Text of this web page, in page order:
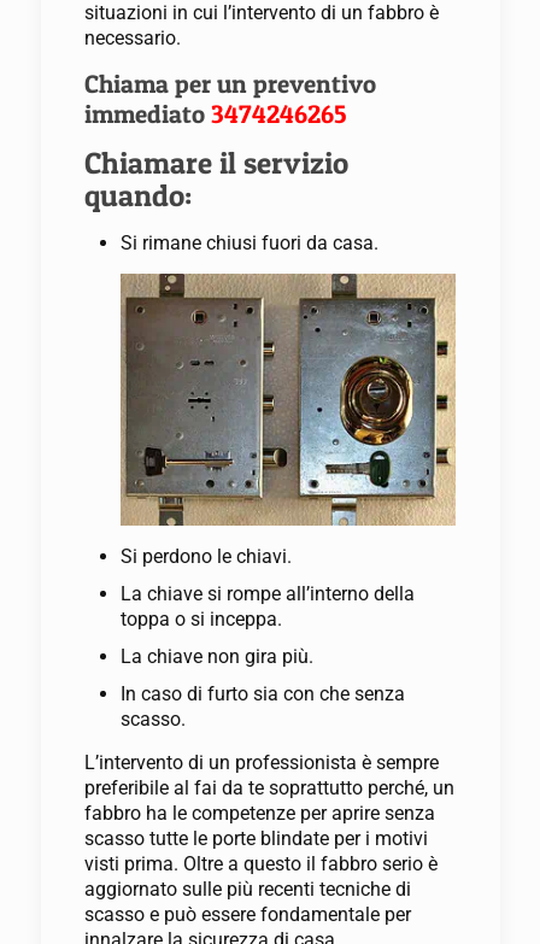
situazioni in cui l’intervento di un fabbro è
necessario.
Chiama per un preventivo
immediato 3474246265
Chiamare il servizio
quando:
Si rimane chiusi fuori da casa.
Si perdono le chiavi.
La chiave si rompe all’interno della
toppa o si inceppa.
La chiave non gira più.
In caso di furto sia con che senza
scasso.
L’intervento di un professionista è sempre
preferibile al fai da te soprattutto perché, un
fabbro ha le competenze per aprire senza
scasso tutte le porte blindate per i motivi
visti prima. Oltre a questo il fabbro serio è
aggiornato sulle più recenti tecniche di
scasso e può essere fondamentale per